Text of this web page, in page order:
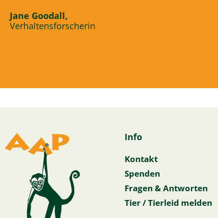
Jane Goodall,
Verhaltensforscherin
Info
Kontakt
Spenden
Fragen & Antworten
Tier / Tierleid melden